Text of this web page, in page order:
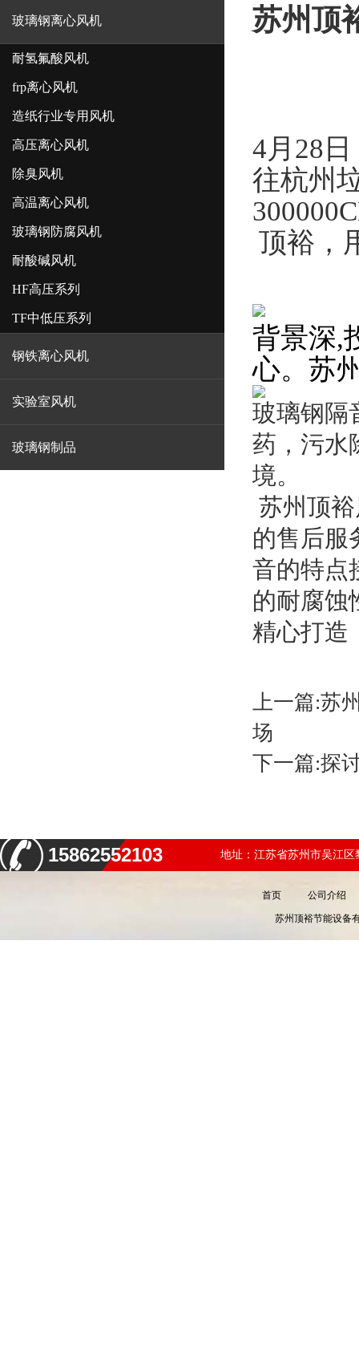
玻璃钢离心风机
耐氢氟酸风机
frp离心风机
造纸行业专用风机
高压离心风机
除臭风机
高温离心风机
玻璃钢防腐风机
耐酸碱风机
HF高压系列
TF中低压系列
钢铁离心风机
实验室风机
玻璃钢制品
苏州顶
4月28
往杭州
顶裕，
背景深,
心。苏
玻璃钢隔
药，污水
境。
苏州顶
的售后服
音的特点
的耐腐蚀
精心打造
上一篇:苏
场
下一篇:探
15862552103 地址：江苏省苏州市吴江区
首页 公司介绍
苏州顶裕节能设备